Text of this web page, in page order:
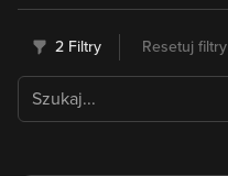
2 Filtry Resetuj filtry